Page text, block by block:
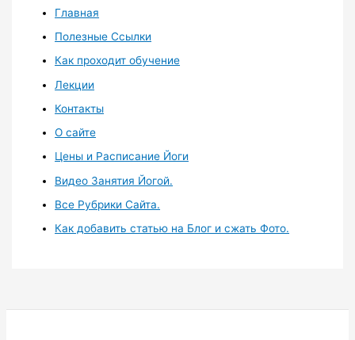
Главная
Полезные Ссылки
Как проходит обучение
Лекции
Контакты
О сайте
Цены и Расписание Йоги
Видео Занятия Йогой.
Все Рубрики Сайта.
Как добавить статью на Блог и сжать Фото.